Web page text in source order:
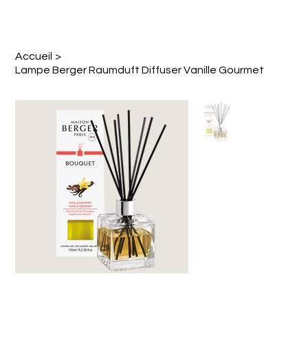
Accueil >
Lampe Berger Raumduft Diffuser Vanille Gourmet